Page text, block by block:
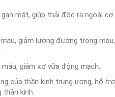
mật, giúp thải độc ra ngoài
giảm lượng đường trong
giảm xơ vữa động mạch.
của thần kinh trung ương, hỗ
thần kinh.